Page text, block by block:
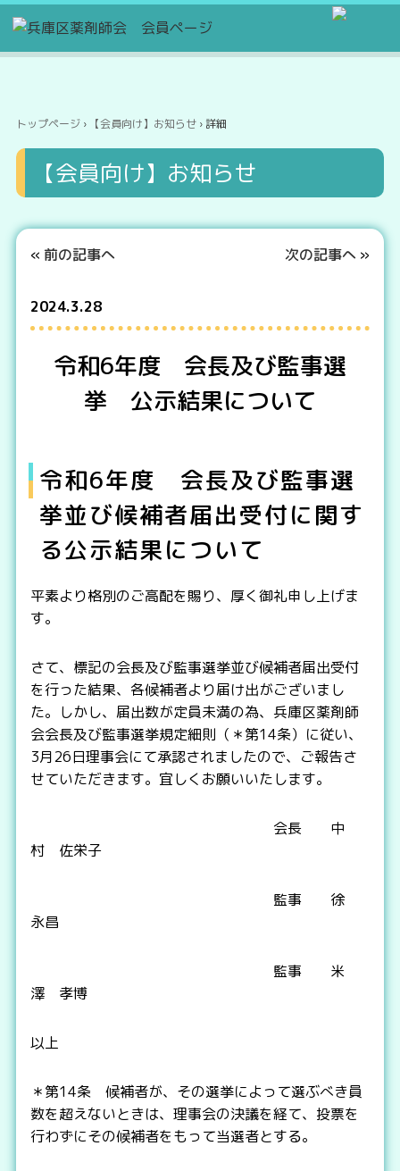
トップページ› 【会員向け】お知らせ› 詳細
【会員向け】お知らせ
« 前の記事へ 次の記事へ »
2024.3.28
令和6年度 会長及び監事選
挙 公示結果について
令和6年度 会長及び監事選
挙並び候補者届出受付に関す
る公示結果について
平素より格別のご高配を賜り、厚く御礼申し上げま
す。
さて、標記の会長及び監事選挙並び候補者届出受付
を行った結果、各候補者より届け出がございまし
た。しかし、届出数が定員未満の為、兵庫区薬剤師
会会長及び監事選挙規定細則（＊第14条）に従い、
3月26日理事会にて承認されましたので、ご報告さ
せていただきます。宜しくお願いいたします。
会長 中
村 佐栄子
監事 徐
永昌
監事 米
澤 孝博
以上
＊第14条 候補者が、その選挙によって選ぶべき員
数を超えないときは、理事会の決議を経て、投票を
行わずにその候補者をもって当選者とする。